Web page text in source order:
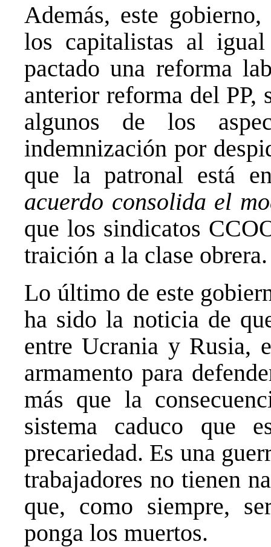
Además, este
los capitalistas al
pactado una reforma
anterior reforma del PP,
algunos de los
indemnización por
que la patronal está
acuerdo consolida el
que los sindicatos
traición a la clase obrera.
Lo último de este
ha sido la noticia de
entre Ucrania y Rusia,
armamento para
más que la
sistema caduco que
precariedad. Es una
trabajadores no tienen
que, como siempre,
ponga los muertos.